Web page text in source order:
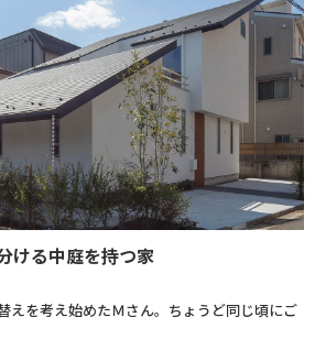
ける中庭を持つ家
えを考え始めたＭさん。ちょうど同じ頃にご